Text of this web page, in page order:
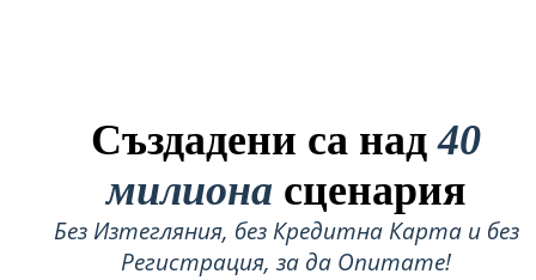
Създадени са над40
милиона сценария
Без Изтегляния, без Кредитна Карта и без
Регистрация, за да Опитате!